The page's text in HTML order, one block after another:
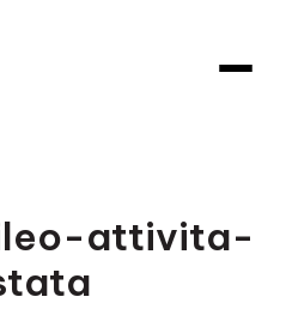
attivita-